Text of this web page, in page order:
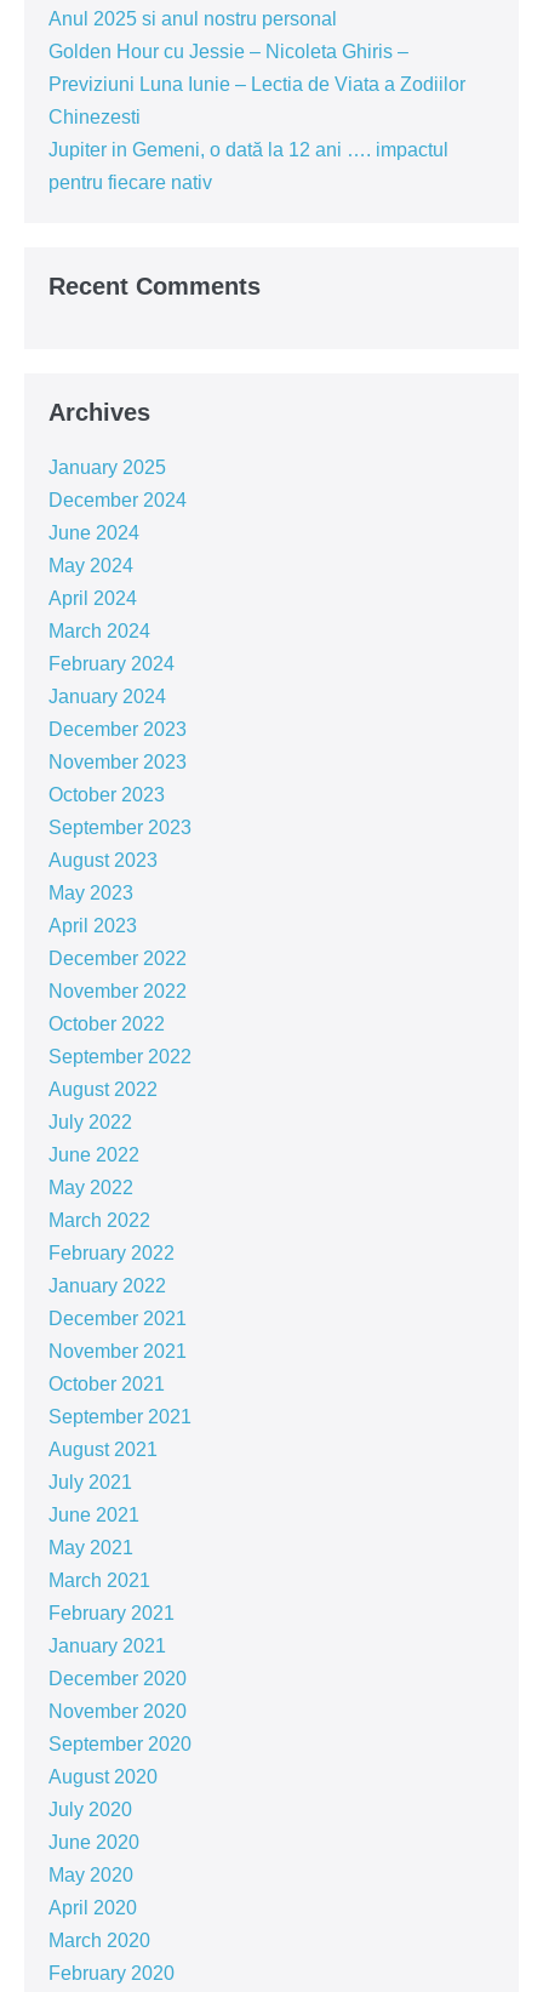
Anul 2025 si anul nostru personal
Golden Hour cu Jessie – Nicoleta Ghiris –
Previziuni Luna Iunie – Lectia de Viata a Zodiilor
Chinezesti
Jupiter in Gemeni, o dată la 12 ani …. impactul
pentru fiecare nativ
Recent Comments
Archives
January 2025
December 2024
June 2024
May 2024
April 2024
March 2024
February 2024
January 2024
December 2023
November 2023
October 2023
September 2023
August 2023
May 2023
April 2023
December 2022
November 2022
October 2022
September 2022
August 2022
July 2022
June 2022
May 2022
March 2022
February 2022
January 2022
December 2021
November 2021
October 2021
September 2021
August 2021
July 2021
June 2021
May 2021
March 2021
February 2021
January 2021
December 2020
November 2020
September 2020
August 2020
July 2020
June 2020
May 2020
April 2020
March 2020
February 2020